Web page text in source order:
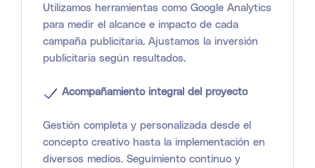
Utilizamos herramientas como Google Analytics
para medir el alcance e impacto de cada
campaña publicitaria. Ajustamos la inversión
publicitaria según resultados.
Acompañamiento integral del proyecto
Gestión completa y personalizada desde el
concepto creativo hasta la implementación en
diversos medios. Seguimiento continuo y